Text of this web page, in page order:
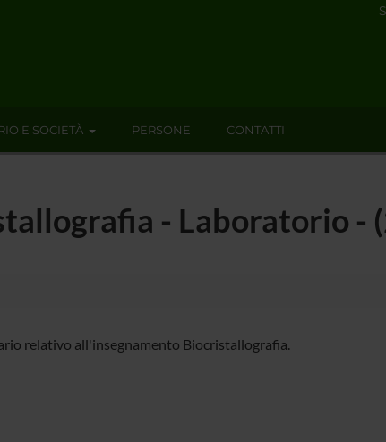
E SOCIETÀ PERSONE CONTATTI
- Laboratorio -
relativo all'insegnamento Biocristallografia.